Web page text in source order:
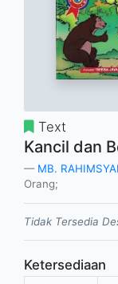
Text
Kancil dan
MB.
Orang;
Tidak Tersedia
Ketersediaan